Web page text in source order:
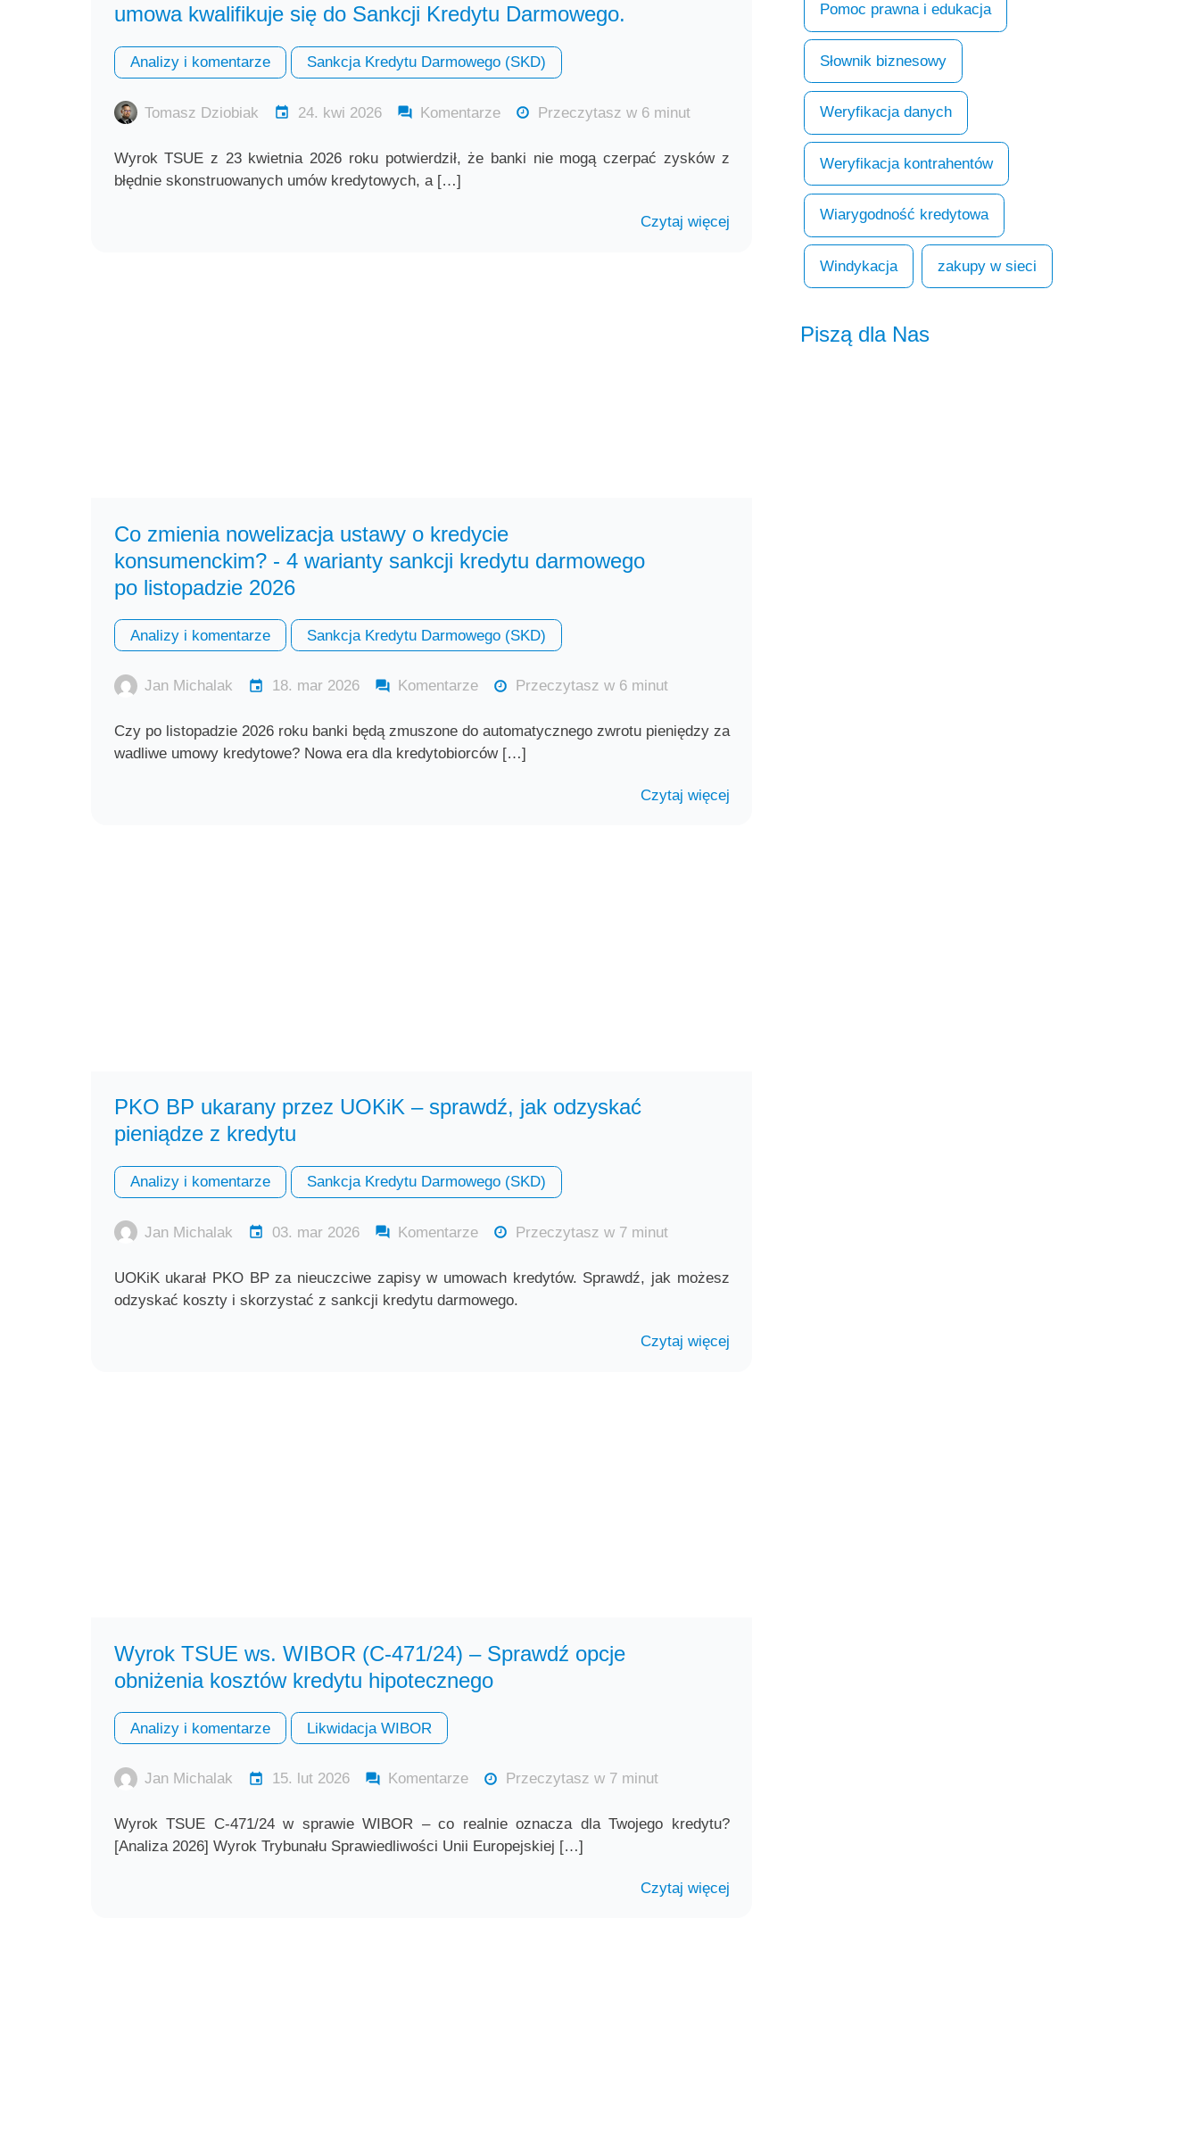
umowa kwalifikuje się do Sankcji Kredytu Darmowego.
Analizy i komentarze Sankcja Kredytu Darmowego (SKD)
Tomasz Dziobiak 24. kwi 2026 Komentarze Przeczytasz w 6 minut
Wyrok TSUE z 23 kwietnia 2026 roku potwierdził, że banki nie mogą czerpać zysków z
błędnie skonstruowanych umów kredytowych, a […]
Czytaj więcej
Co zmienia nowelizacja ustawy o kredycie
konsumenckim? - 4 warianty sankcji kredytu darmowego
po listopadzie 2026
Analizy i komentarze Sankcja Kredytu Darmowego (SKD)
Jan Michalak 18. mar 2026 Komentarze Przeczytasz w 6 minut
Czy po listopadzie 2026 roku banki będą zmuszone do automatycznego zwrotu pieniędzy za
wadliwe umowy kredytowe? Nowa era dla kredytobiorców […]
Czytaj więcej
PKO BP ukarany przez UOKiK – sprawdź, jak odzyskać
pieniądze z kredytu
Analizy i komentarze Sankcja Kredytu Darmowego (SKD)
Jan Michalak 03. mar 2026 Komentarze Przeczytasz w 7 minut
UOKiK ukarał PKO BP za nieuczciwe zapisy w umowach kredytów. Sprawdź, jak możesz
odzyskać koszty i skorzystać z sankcji kredytu darmowego.
Czytaj więcej
Wyrok TSUE ws. WIBOR (C-471/24) – Sprawdź opcje
obniżenia kosztów kredytu hipotecznego
Analizy i komentarze Likwidacja WIBOR
Jan Michalak 15. lut 2026 Komentarze Przeczytasz w 7 minut
Wyrok TSUE C-471/24 w sprawie WIBOR – co realnie oznacza dla Twojego kredytu?
[Analiza 2026] Wyrok Trybunału Sprawiedliwości Unii Europejskiej […]
Czytaj więcej
Pomoc prawna i edukacja
Słownik biznesowy
Weryfikacja danych
Weryfikacja kontrahentów
Wiarygodność kredytowa
Windykacja zakupy w sieci
Piszą dla Nas